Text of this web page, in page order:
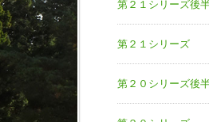
第２１シリーズ後
第２１シリーズ
第２０シリーズ後